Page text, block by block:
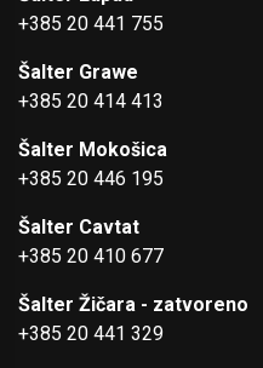
+385 20 441 755
Šalter Grawe
+385 20 414 413
Šalter Mokošica
+385 20 446 195
Šalter Cavtat
+385 20 410 677
Šalter Žičara - zatvoreno
+385 20 441 329